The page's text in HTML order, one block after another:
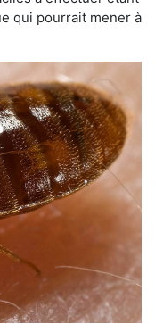
qui pourrait mener à